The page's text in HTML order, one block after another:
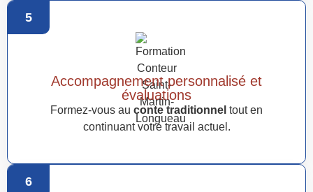
5
Accompagnement personnalisé et
évaluations
Formez-vous au conte traditionnel tout en
continuant votre travail actuel.
6